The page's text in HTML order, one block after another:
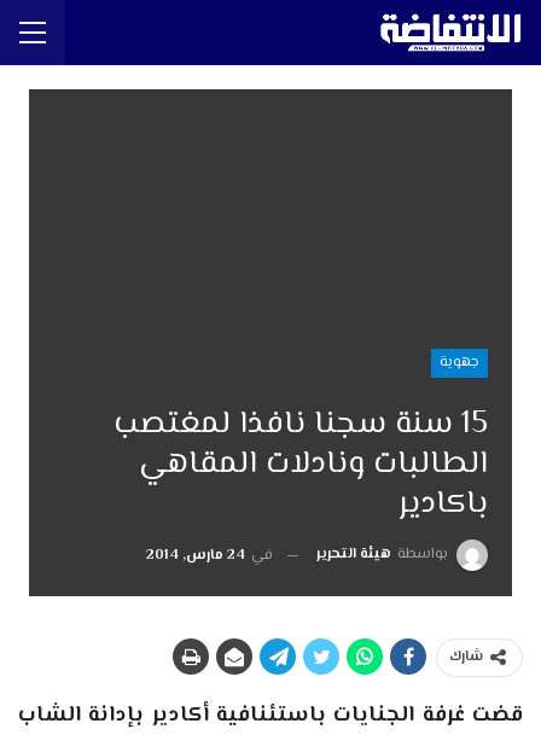
جهوية
15 سنة سجنا نافذا لمغتصب
الطالبات ونادلات المقاهي
باكادير
بواسطة هيئة التحرير في 24 مارس, 2014
شارك
قضت غرفة الجنايات باستئنافية أكادير بإدانة الشاب